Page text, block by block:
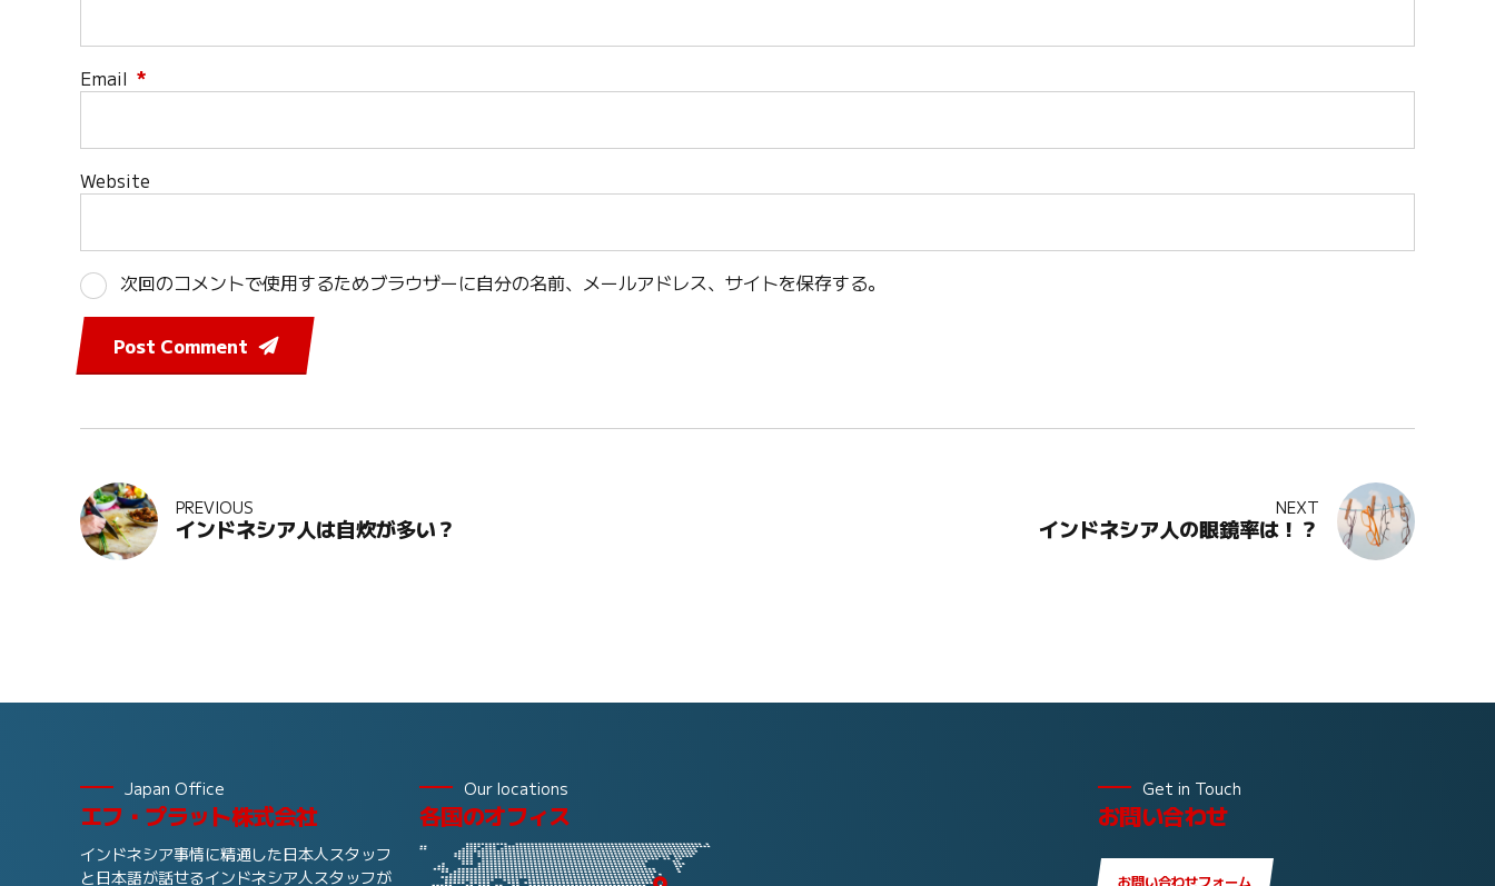
Email *
Website
次回のコメントで使用するためブラウザーに自分の名前、メールアドレス、サイトを保存する。
Post Comment
PREVIOUS
インドネシア人は自炊が多い？
NEXT
インドネシア人の眼鏡率は！？
Japan Office
エフ・プラット株式会社
インドネシア事情に精通した日本人スタッフ
と日本語が話せるインドネシア人スタッフが
Our locations
各国のオフィス
Get in Touch
お問い合わせ
お問い合わせフォーム